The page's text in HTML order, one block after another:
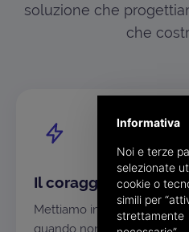
soluzione che
che
Il coraggio di essere
Mettiamo in discussione gli
quando non bastano più,
Informativa
Noi e terze
selezionate
cookie o
simili per
strettamente